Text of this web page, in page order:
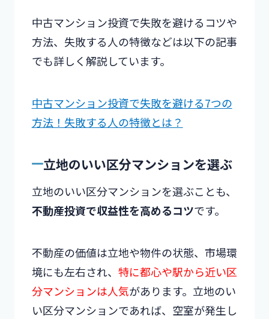
中古マンション投資で失敗を避けるコツや
方法、失敗する人の特徴などは以下の記事
でも詳しく解説しています。
中古マンション投資で失敗を避ける7つの
方法！失敗する人の特徴とは？
立地のいい区分マンションを選ぶ
立地のいい区分マンションを選ぶことも、
不動産投資で収益性を高めるコツです。
不動産の価値は立地や物件の状態、市場環
境にも左右され、 特に都心や駅から近い区
分マンションは人気があります。立地のい
い区分マンションであれば、空室が発生し